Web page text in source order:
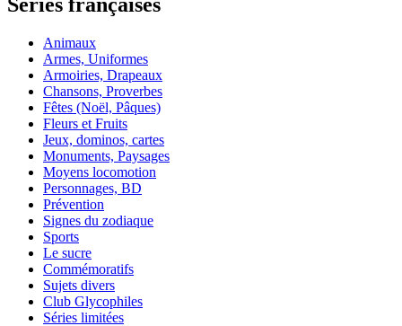
Animaux
Armes, Uniformes
Armoiries, Drapeaux
Chansons, Proverbes
Fêtes (Noël, Pâques)
Fleurs et Fruits
Jeux, dominos, cartes
Monuments, Paysages
Moyens locomotion
Personnages, BD
Prévention
Signes du zodiaque
Sports
Le sucre
Commémoratifs
Sujets divers
Club Glycophiles
Séries limitées